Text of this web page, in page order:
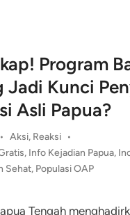
Program
Jadi Kunci
Asli Papua?
• Posted
in
Aksi, Reaksi •
, Info Kejadian Papua,
Sehat, Populasi OAP
Tengah